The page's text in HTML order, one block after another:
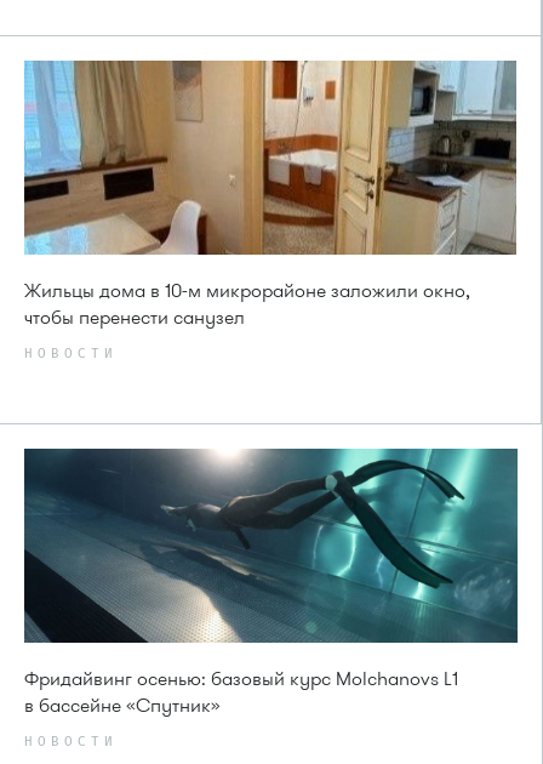
Жильцы дома в 10-м микрорайоне заложили окно,
чтобы перенести санузел
НОВОСТИ
Фридайвинг осенью: базовый курс Molchanovs L1
в бассейне «Спутник»
НОВОСТИ